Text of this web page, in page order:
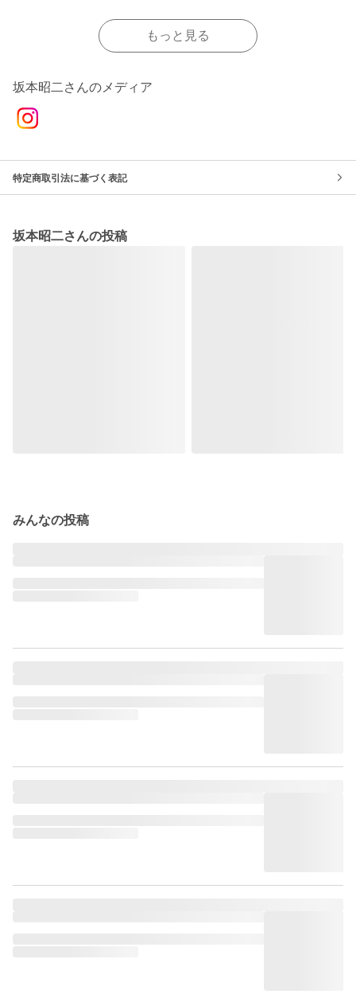
もっと見る
坂本昭二さんのメディア
特定商取引法に基づく表記
坂本昭二さんの投稿
みんなの投稿